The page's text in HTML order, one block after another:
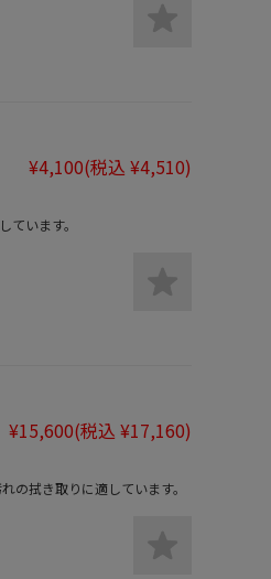
¥4,100(税込 ¥4,510)
います。
¥15,600(税込 ¥17,160)
の拭き取りに適しています。